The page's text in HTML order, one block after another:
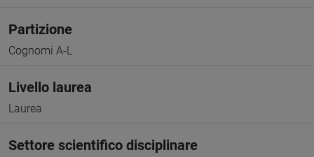
Partizione
Cognomi A-L
Livello laurea
Laurea
Settore scientifico disciplinare